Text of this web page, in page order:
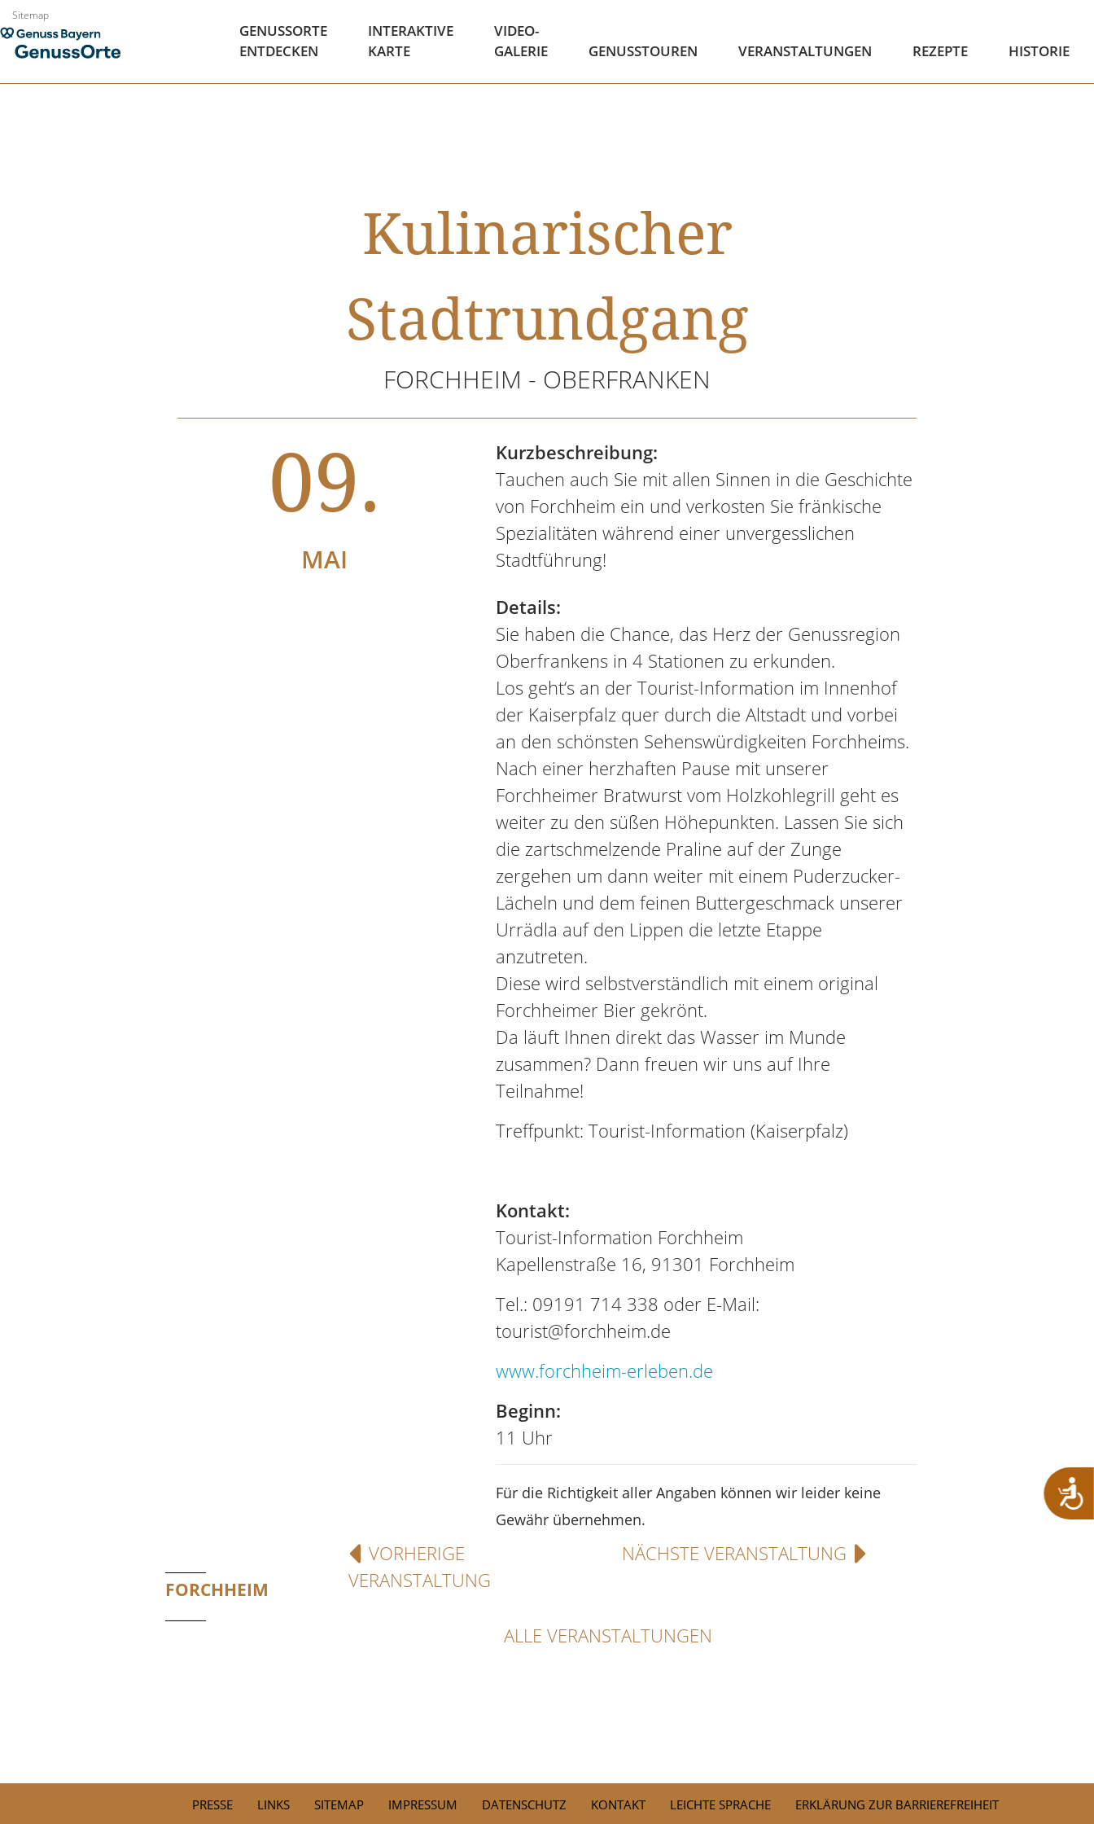
Zum
Inhalt
springen
Sitemap
GENUSSORTE
ENTDECKEN
INTERAKTIVE
KARTE
VIDEO-
GALERIE
GENUSSTOUREN VERANSTALTUNGEN REZEPTE HISTORIE
Kulinarischer
Stadtrundgang
FORCHHEIM - OBERFRANKEN
09.
MAI
Kurzbeschreibung:
Tauchen auch Sie mit allen Sinnen in die Geschichte
von Forchheim ein und verkosten Sie fränkische
Spezialitäten während einer unvergesslichen
Stadtführung!
Details:
Sie haben die Chance, das Herz der Genussregion
Oberfrankens in 4 Stationen zu erkunden.
Los geht‘s an der Tourist-Information im Innenhof
der Kaiserpfalz quer durch die Altstadt und vorbei
an den schönsten Sehenswürdigkeiten Forchheims.
Nach einer herzhaften Pause mit unserer
Forchheimer Bratwurst vom Holzkohlegrill geht es
weiter zu den süßen Höhepunkten. Lassen Sie sich
die zartschmelzende Praline auf der Zunge
zergehen um dann weiter mit einem Puderzucker-
Lächeln und dem feinen Buttergeschmack unserer
Urrädla auf den Lippen die letzte Etappe
anzutreten.
Diese wird selbstverständlich mit einem original
Forchheimer Bier gekrönt.
Da läuft Ihnen direkt das Wasser im Munde
zusammen? Dann freuen wir uns auf Ihre
Teilnahme!
Treffpunkt: Tourist-Information (Kaiserpfalz)
Kontakt:
Tourist-Information Forchheim
Kapellenstraße 16, 91301 Forchheim
Tel.: 09191 714 338 oder E-Mail:
tourist@forchheim.de
www.forchheim-erleben.de
Beginn:
11 Uhr
Für die Richtigkeit aller Angaben können wir leider keine
Gewähr übernehmen.
FORCHHEIM
VORHERIGE
VERANSTALTUNG
NÄCHSTE VERANSTALTUNG
ALLE VERANSTALTUNGEN
PRESSE LINKS SITEMAP IMPRESSUM DATENSCHUTZ KONTAKT LEICHTE SPRACHE ERKLÄRUNG ZUR BARRIEREFREIHEIT